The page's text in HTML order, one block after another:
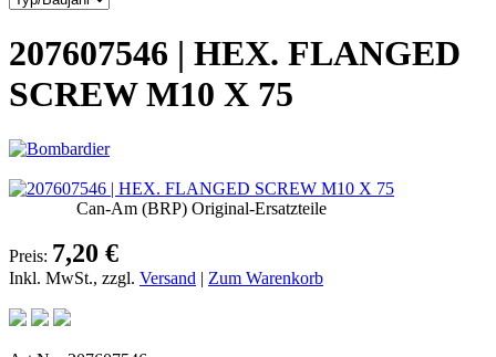
207607546 | HEX. FLANGED
SCREW M10 X 75
Can-Am (BRP) Original-Ersatzteile
Preis: 7,20 €
Inkl. MwSt., zzgl. Versand | Zum Warenkorb